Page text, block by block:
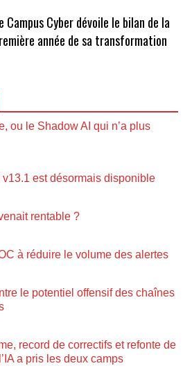
Campus Cyber dévoile le bilan de la
année de sa transformation
ou le Shadow AI qui n’a plus
est désormais disponible
rentable ?
à réduire le volume des alertes
le potentiel offensif des chaînes
record de correctifs et refonte de
a pris les deux camps